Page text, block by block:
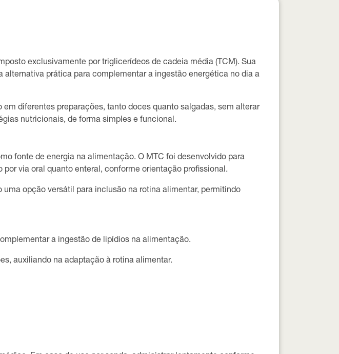
exclusivamente por triglicerídeos de cadeia média (TCM). Sua
prática para complementar a ingestão energética no dia a
diferentes preparações, tanto doces quanto salgadas, sem alterar
nutricionais, de forma simples e funcional.
fonte de energia na alimentação. O MTC foi desenvolvido para
via oral quanto enteral, conforme orientação profissional.
opção versátil para inclusão na rotina alimentar, permitindo
a ingestão de lipídios na alimentação.
auxiliando na adaptação à rotina alimentar.